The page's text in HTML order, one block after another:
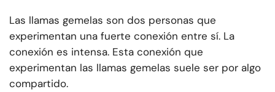
Las llamas gemelas son dos personas que
experimentan una fuerte conexión entre sí. La
conexión es intensa. Esta conexión que
experimentan las llamas gemelas suele ser por algo
compartido.